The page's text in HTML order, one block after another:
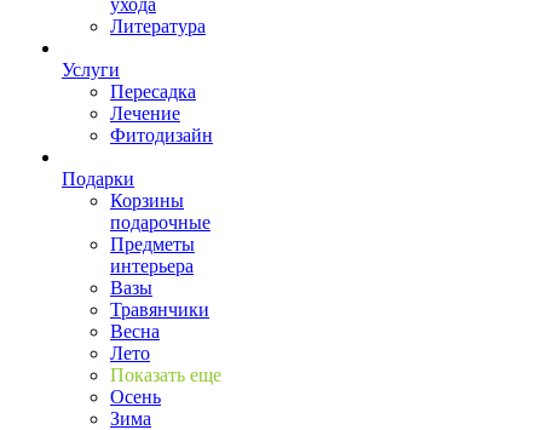
Литература
Услуги
Пересадка
Лечение
Фитодизайн
Подарки
Корзины
подарочные
Предметы
интерьера
Вазы
Травянчики
Весна
Лето
Показать еще
Осень
Зима